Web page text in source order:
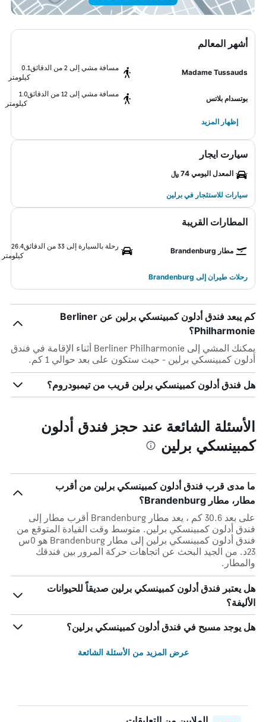
أشهر المعالم
Madame Tussauds
مسافة مشي إلى 2 من الدقائق
0.1
كيلومتر
بوتسدام بلاتس
مسافة مشي إلى 12 من الدقائق
1.0
كيلومتر
إظهار المزيد
سيارت ايجار
المعدل اليومي 74 ﷼
سيارات للاستئجار في برلين
المطارات القريبة
مطار Brandenburg
رحلة بالسيارة إلى 33 من الدقائق
26.4
كيلومتر
رحلات طيران إلى Brandenburg
كم يبعد فندق أدلون كمبينسكي برلين عن Berliner
Philharmonie؟
يمكنك المشي إلى Berliner Philharmonie أثناء الإقامة في فندق
أدلون كمبينسكي برلين - حيث ستكون على بعد حوالي 1 كم.
هل فندق أدلون كمبينسكي برلين قريب من تيمبودروم؟
الأسئلة الشائعة عند حجز فندق أدلون
كمبينسكي برلين
ما مدى قرب فندق أدلون كمبينسكي برلين من أقرب
مطار، مطار Brandenburg؟
على بعد 30.6 كم ، يعد مطار Brandenburg أقرب مطار إلى
فندق أدلون كمبينسكي برلين. متوسط وقت القيادة المتوقع من
فندق أدلون كمبينسكي برلين إلى مطار Brandenburg هو 0س
23د. من الجيد البحث عن اتجاهات حركة المرور بين فندقك
والمطار.
هل يعتبر فندق أدلون كمبينسكي برلين صديقاً للحيوانات
الأليفة؟
هل يوجد مسبح في فندق أدلون كمبينسكي برلين؟
عرض المزيد من الأسئلة الشائعة